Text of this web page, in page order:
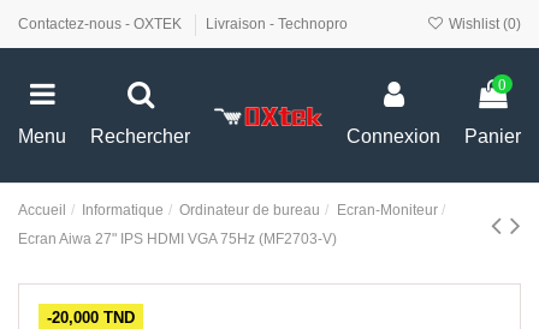
Contactez-nous - OXTEK Livraison - Technopro Wishlist (0)
Menu Rechercher Connexion
0
Panier
Accueil Informatique Ordinateur de bureau
Ecran-Moniteur
Ecran Aiwa 27" IPS HDMI VGA 75Hz (MF2703-V)
-20,000 TND